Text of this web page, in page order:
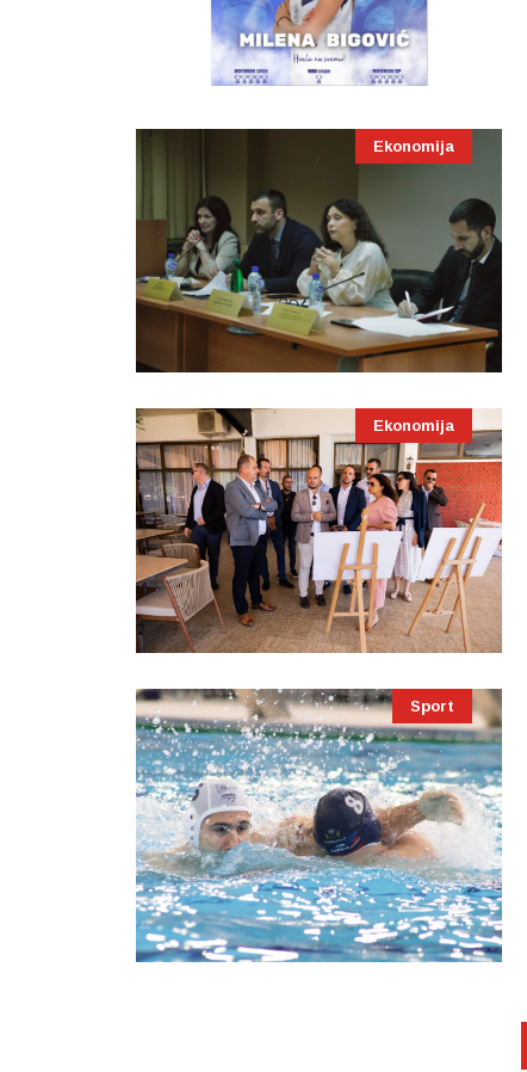
Ekonomija
Ekonomija
Sport